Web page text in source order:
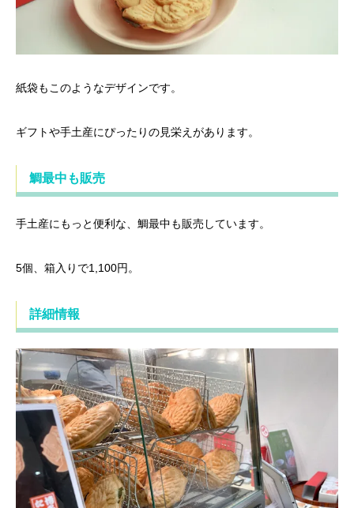
紙袋もこのようなデザインです。
ギフトや手土産にぴったりの見栄えがあります。
鯛最中も販売
手土産にもっと便利な、鯛最中も販売しています。
5個、箱入りで1,100円。
詳細情報